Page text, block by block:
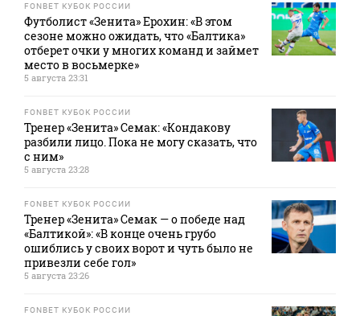
FONBET КУБОК РОССИИ
Футболист «Зенита» Ерохин: «В этом
сезоне можно ожидать, что «Балтика»
отберет очки у многих команд и займет
место в восьмерке»
5 августа 23:31
FONBET КУБОК РОССИИ
Тренер «Зенита» Семак: «Кондакову
разбили лицо. Пока не могу сказать, что
с ним»
5 августа 23:28
FONBET КУБОК РОССИИ
Тренер «Зенита» Семак — о победе над
«Балтикой»: «В конце очень грубо
ошиблись у своих ворот и чуть было не
привезли себе гол»
5 августа 23:26
FONBET КУБОК РОССИИ